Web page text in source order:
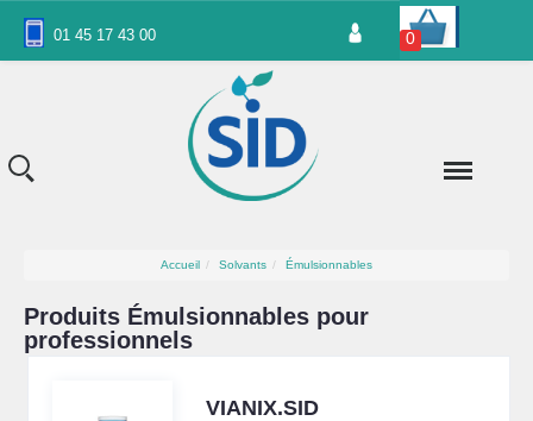
01 45 17 43 00 0
Accueil Solvants Émulsionnables
Produits Émulsionnables pour
professionnels
VIANIX.SID